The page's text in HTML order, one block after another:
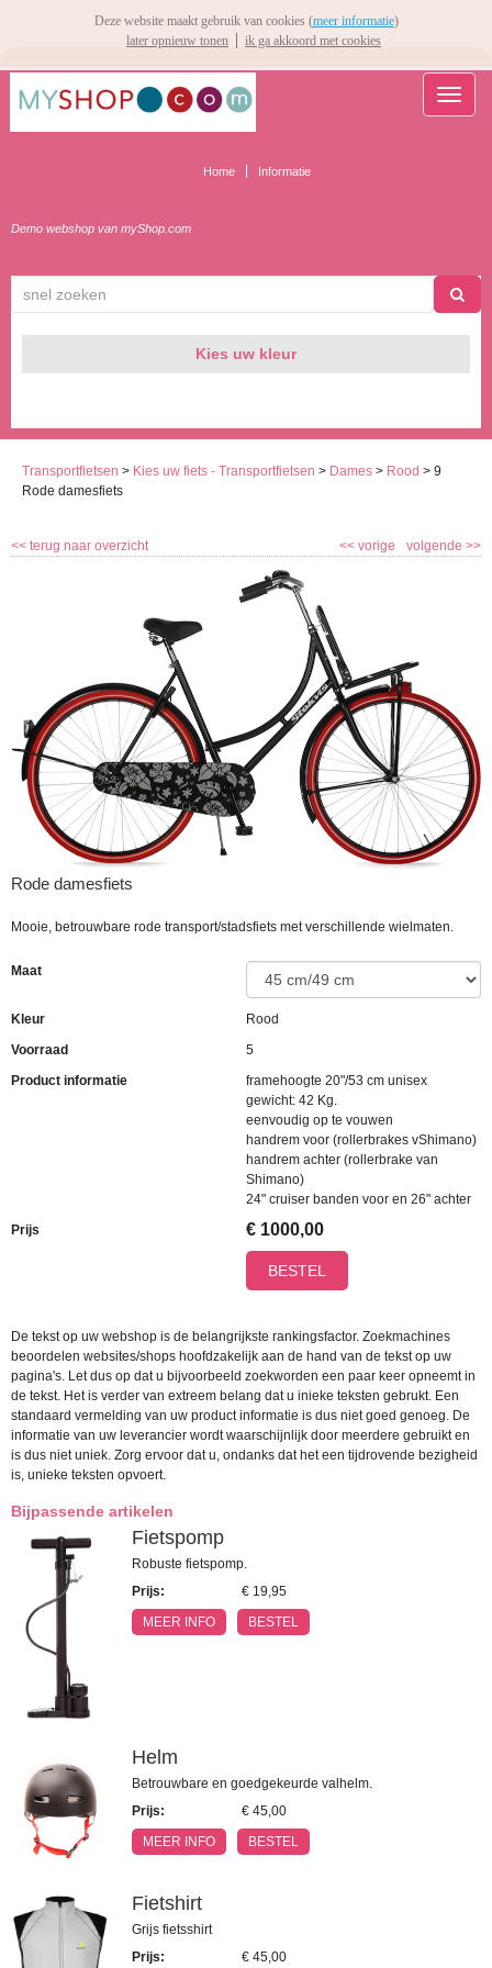
Home Informatie
Demo webshop van myShop.com
Kies uw kleur
Transportfietsen > Kies uw fiets - Transportfietsen > Dames > Rood > 9
Rode damesfiets
<< terug naar overzicht volgende >>
<< vorige
Rode damesfiets
Mooie, betrouwbare rode transport/stadsfiets met verschillende wielmaten.
Maat
Kleur
Rood
Voorraad
5
Product informatie
framehoogte 20"/53 cm unisex
gewicht: 42 Kg.
eenvoudig op te vouwen
handrem voor (rollerbrakes vShimano)
handrem achter (rollerbrake van
Shimano)
24" cruiser banden voor en 26" achter
Prijs
€ 1000,00
BESTEL
De tekst op uw webshop is de belangrijkste rankingsfactor. Zoekmachines
beoordelen websites/shops hoofdzakelijk aan de hand van de tekst op uw
pagina's. Let dus op dat u bijvoorbeeld zoekworden een paar keer opneemt in
de tekst. Het is verder van extreem belang dat u inieke teksten gebrukt. Een
standaard vermelding van uw product informatie is dus niet goed genoeg. De
informatie van uw leverancier wordt waarschijnlijk door meerdere gebruikt en
is dus niet uniek. Zorg ervoor dat u, ondanks dat het een tijdrovende bezigheid
is, unieke teksten opvoert.
Bijpassende artikelen
Fietspomp
Robuste fietspomp.
Prijs:
€ 19,95
MEER INFO
BESTEL
Helm
Betrouwbare en goedgekeurde valhelm.
Prijs:
€ 45,00
MEER INFO
BESTEL
Fietshirt
Grijs fietsshirt
Prijs: € 45,00
Deze website maakt gebruik van cookies (meer informatie)
later opnieuw tonen
ik ga akkoord met cookies